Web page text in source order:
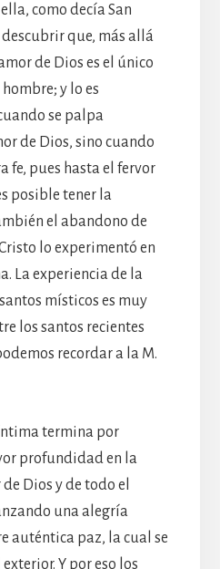
como decía San
que, más allá
de Dios es el único
y lo es
se palpa
de Dios, sino cuando
fe, pues hasta el fervor
posible tener la
el abandono de
lo experimentó en
La experiencia de la
místicos es muy
los santos recientes
recordar a la M.
termina por
profundidad en la
Dios y de todo el
una alegría
auténtica paz, la cual se
Y por eso los